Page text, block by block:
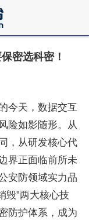
密选科密！
今天，数据交互
险如影随形。从
，从研发核心代
界正面临前所未
安防领域实力品
”两大核心技
防护体系，成为